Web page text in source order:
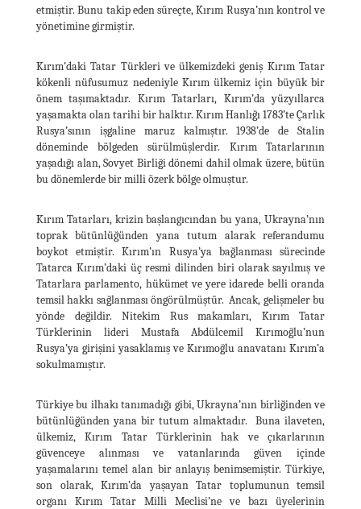
etmiştir. Bunu takip eden süreçte, Kırım Rusya’nın kontrol ve
yönetimine girmiştir.
Kırım’daki Tatar Türkleri ve ülkemizdeki geniş Kırım Tatar
kökenli nüfusumuz nedeniyle Kırım ülkemiz için büyük bir
önem taşımaktadır. Kırım Tatarları, Kırım’da yüzyıllarca
yaşamakta olan tarihi bir halktır. Kırım Hanlığı 1783’te Çarlık
Rusya’sının işgaline maruz kalmıştır. 1938’de de Stalin
döneminde bölgeden sürülmüşlerdir. Kırım Tatarlarının
yaşadığı alan, Sovyet Birliği dönemi dahil olmak üzere, bütün
bu dönemlerde bir milli özerk bölge olmuştur.
Kırım Tatarları, krizin başlangıcından bu yana, Ukrayna’nın
toprak bütünlüğünden yana tutum alarak referandumu
boykot etmiştir. Kırım’ın Rusya’ya bağlanması sürecinde
Tatarca Kırım’daki üç resmi dilinden biri olarak sayılmış ve
Tatarlara parlamento, hükümet ve yere idarede belli oranda
temsil hakkı sağlanması öngörülmüştür. Ancak, gelişmeler bu
yönde değildir. Nitekim Rus makamları, Kırım Tatar
Türklerinin lideri Mustafa Abdülcemil Kırımoğlu’nun
Rusya’ya girişini yasaklamış ve Kırımoğlu anavatanı Kırım’a
sokulmamıştır.
Türkiye bu ilhakı tanımadığı gibi, Ukrayna’nın birliğinden ve
bütünlüğünden yana bir tutum almaktadır. Buna ilaveten,
ülkemiz, Kırım Tatar Türklerinin hak ve çıkarlarının
güvenceye alınması ve vatanlarında güven içinde
yaşamalarını temel alan bir anlayış benimsemiştir. Türkiye,
son olarak, Kırım’da yaşayan Tatar toplumunun temsil
organı Kırım Tatar Milli Meclisi’ne ve bazı üyelerinin